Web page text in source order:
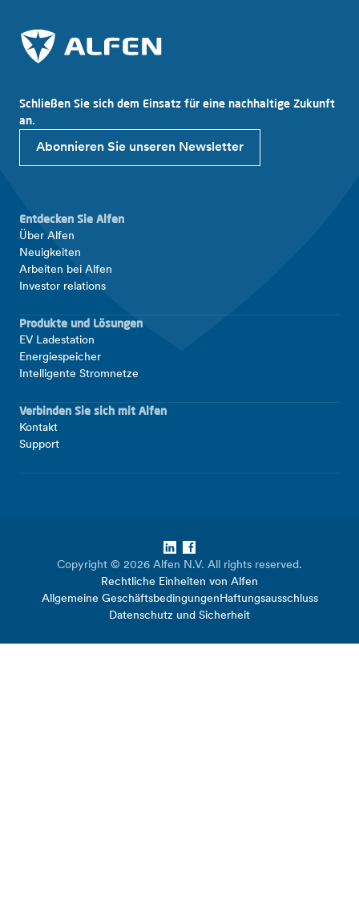
Schließen Sie sich dem Einsatz für eine nachhaltige Zukunft
an.
Abonnieren Sie unseren Newsletter
Entdecken Sie Alfen
Über Alfen
Neuigkeiten
Arbeiten bei Alfen
Investor relations
Produkte und Lösungen
EV Ladestation
Energiespeicher
Intelligente Stromnetze
Verbinden Sie sich mit Alfen
Kontakt
Support
Copyright © 2026 Alfen N.V. All rights reserved.
Rechtliche Einheiten von Alfen
Allgemeine GeschäftsbedingungenHaftungsausschluss
Datenschutz und Sicherheit
LinkedIn